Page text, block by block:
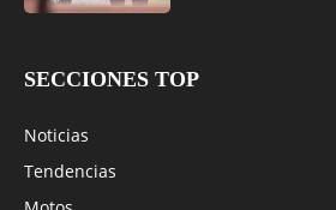
SECCIONES TOP
Noticias
Tendencias